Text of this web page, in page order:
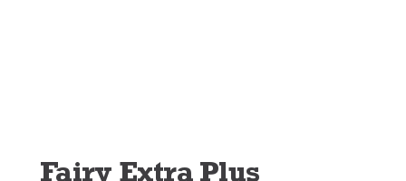
Fairy Extra Plus